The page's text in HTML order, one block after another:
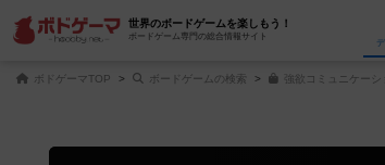
世界のボードゲームを楽しもう！
ボードゲーム専門の総合情報サイト
ボドゲーマTOP ボードゲームの検索 強欲コミュニケー